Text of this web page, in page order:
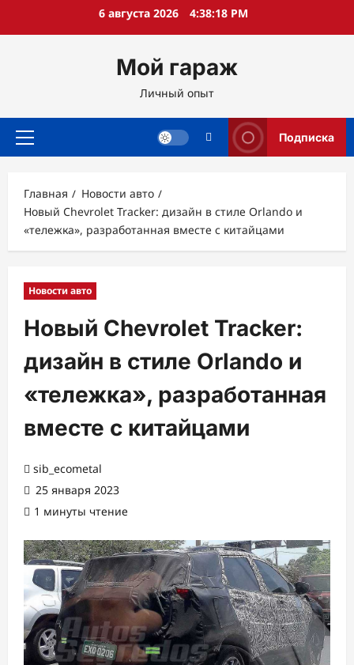
6 августа 2026 4:38:19 PM
Мой гараж
Личный опыт
Основное
Подписка
Главная
Новости авто
Новый Chevrolet Tracker: дизайн в стиле Orlando и
«тележка», разработанная вместе с китайцами
Новости авто
Новый Chevrolet Tracker:
дизайн в стиле Orlando и
«тележка», разработанная
вместе с китайцами
sib_ecometal
25 января 2023
1 минуты чтение